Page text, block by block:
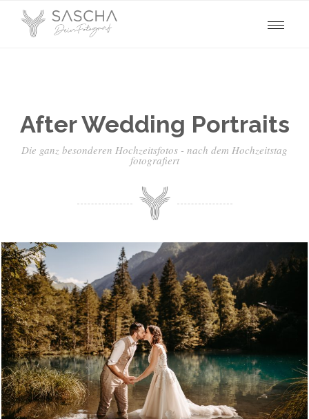
After Wedding Portraits
Die ganz besonderen Hochzeitsfotos - nach dem Hochzeitstag
fotografiert